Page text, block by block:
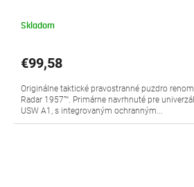
Skladom
€99,58
Originálne taktické pravostranné puzdro
Radar 1957™. Primárne navrhnuté pre
USW A1, s integrovaným ochranným...